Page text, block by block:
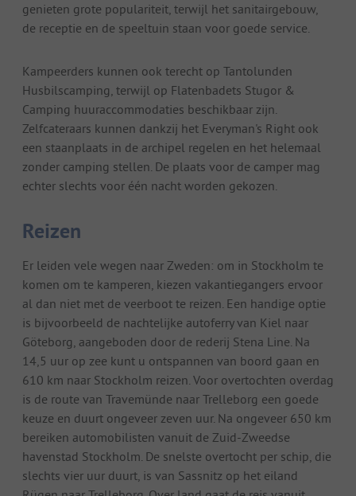
genieten grote populariteit, terwijl het sanitairgebouw,
de receptie en de speeltuin staan voor goede service.
Kampeerders kunnen ook terecht op Tantolunden
Husbilscamping, terwijl op Flatenbadets Stugor &
Camping huuraccommodaties beschikbaar zijn.
Zelfcateraars kunnen dankzij het Everyman's Right ook
een staanplaats in de archipel regelen en het helemaal
zonder camping stellen. De plaats voor de camper mag
echter slechts voor één nacht worden gekozen.
Reizen
Er leiden vele wegen naar Zweden: om in Stockholm te
komen om te kamperen, kiezen vakantiegangers ervoor
al dan niet met de veerboot te reizen. Een handige optie
is bijvoorbeeld de nachtelijke autoferry van Kiel naar
Göteborg, aangeboden door de rederij Stena Line. Na
14,5 uur op zee kunt u ontspannen van boord gaan en
610 km naar Stockholm reizen. Voor overtochten overdag
is de route van Travemünde naar Trelleborg een goede
keuze en duurt ongeveer zeven uur. Na ongeveer 650 km
bereiken automobilisten vanuit de Zuid-Zweedse
havenstad Stockholm. De snelste overtocht per schip, die
slechts vier uur duurt, is van Sassnitz op het eiland